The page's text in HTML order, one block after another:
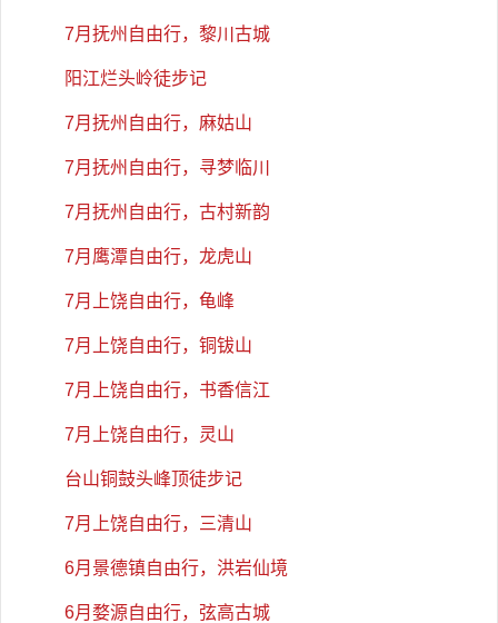
7月抚州自由行，黎川古城
阳江烂头岭徒步记
7月抚州自由行，麻姑山
7月抚州自由行，寻梦临川
7月抚州自由行，古村新韵
7月鹰潭自由行，龙虎山
7月上饶自由行，龟峰
7月上饶自由行，铜钹山
7月上饶自由行，书香信江
7月上饶自由行，灵山
台山铜鼓头峰顶徒步记
7月上饶自由行，三清山
6月景德镇自由行，洪岩仙境
6月婺源自由行，弦高古城